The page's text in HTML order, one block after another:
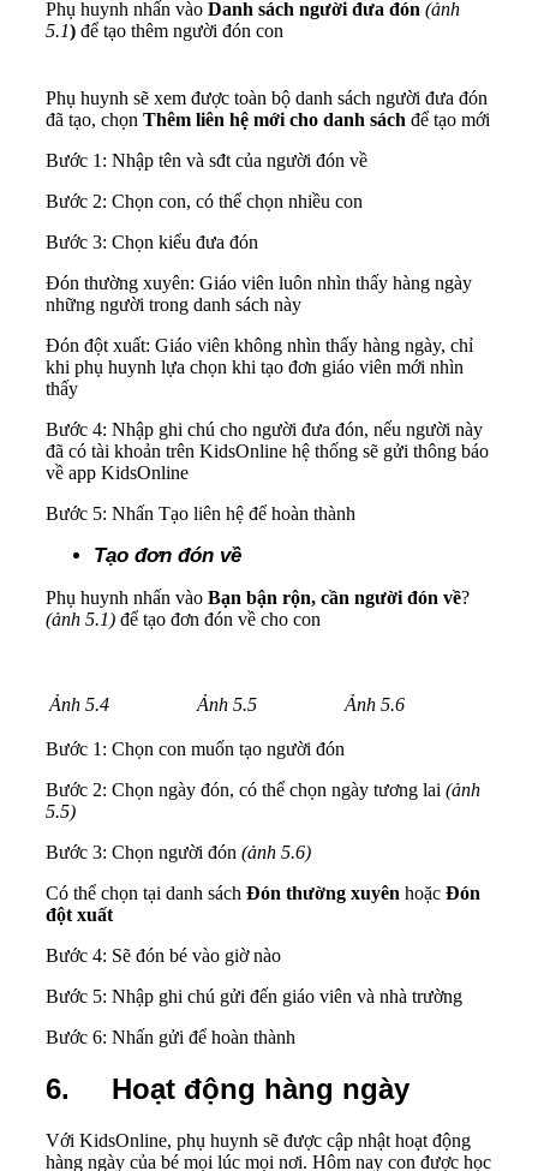
Phụ huynh nhấn vào Danh sách người đưa đón (ảnh
5.1) để tạo thêm người đón con
Phụ huynh sẽ xem được toàn bộ danh sách người đưa đón
đã tạo, chọn Thêm liên hệ mới cho danh sách để tạo mới
Bước 1: Nhập tên và sđt của người đón về
Bước 2: Chọn con, có thể chọn nhiều con
Bước 3: Chọn kiểu đưa đón
Đón thường xuyên: Giáo viên luôn nhìn thấy hàng ngày
những người trong danh sách này
Đón đột xuất: Giáo viên không nhìn thấy hàng ngày, chỉ
khi phụ huynh lựa chọn khi tạo đơn giáo viên mới nhìn
thấy
Bước 4: Nhập ghi chú cho người đưa đón, nếu người này
đã có tài khoản trên KidsOnline hệ thống sẽ gửi thông báo
về app KidsOnline
Bước 5: Nhấn Tạo liên hệ để hoàn thành
Tạo đơn đón về
Phụ huynh nhấn vào Bạn bận rộn, cần người đón về?
(ảnh 5.1) để tạo đơn đón về cho con
Ảnh 5.4 Ảnh 5.5 Ảnh 5.6
Bước 1: Chọn con muốn tạo người đón
Bước 2: Chọn ngày đón, có thể chọn ngày tương lai (ảnh
5.5)
Bước 3: Chọn người đón (ảnh 5.6)
Có thể chọn tại danh sách Đón thường xuyên hoặc Đón
đột xuất
Bước 4: Sẽ đón bé vào giờ nào
Bước 5: Nhập ghi chú gửi đến giáo viên và nhà trường
Bước 6: Nhấn gửi để hoàn thành
6. Hoạt động hàng ngày
Với KidsOnline, phụ huynh sẽ được cập nhật hoạt động
hàng ngày của bé mọi lúc mọi nơi. Hôm nay con được học